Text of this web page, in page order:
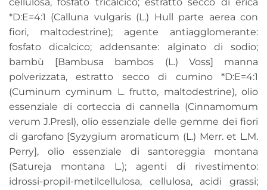
*D:E=4:1 (Calluna vulgaris (L.) Hull parte aerea con
fiori, maltodestrine); agente antiagglomerante:
fosfato dicalcico; addensante: alginato di sodio;
bambù [Bambusa bambos (L.) Voss] manna
polverizzata, estratto secco di cumino *D:E=4:1
(Cuminum cyminum L. frutto, maltodestrine), olio
essenziale di corteccia di cannella (Cinnamomum
verum J.Presl), olio essenziale delle gemme dei fiori
di garofano [Syzygium aromaticum (L.) Merr. et L.M.
Perry], olio essenziale di santoreggia montana
(Satureja montana L.); agenti di rivestimento:
idrossi-propil-metilcellulosa, cellulosa, acidi grassi;